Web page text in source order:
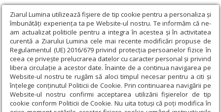
Ziarul Lumina utilizează fişiere de tip cookie pentru a personaliza și
îmbunătăți experiența ta pe Website-ul nostru. Te informăm că ne-
am actualizat politicile pentru a integra în acestea și în activitatea
curentă a Ziarului Lumina cele mai recente modificări propuse de
Regulamentul (UE) 2016/679 privind protecția persoanelor fizice în
ceea ce privește prelucrarea datelor cu caracter personal și privind
libera circulație a acestor date. Înainte de a continua navigarea pe
Website-ul nostru te rugăm să aloci timpul necesar pentru a citi și
înțelege conținutul Politicii de Cookie. Prin continuarea navigării pe
Website-ul nostru confirmi acceptarea utilizării fişierelor de tip
cookie conform Politicii de Cookie. Nu uita totuși că poți modifica în
Ziarul Lumina › Teologie și spiritualitate › Theologica ›
„Dumnezeiasca Liturghie, izvorul unei vieţi întregi”